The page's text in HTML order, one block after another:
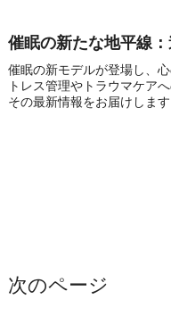
催眠の新たな地平線
催眠の新モデルが登場し、
トレス管理やトラウマケア
その最新情報をお届けします
次のページ